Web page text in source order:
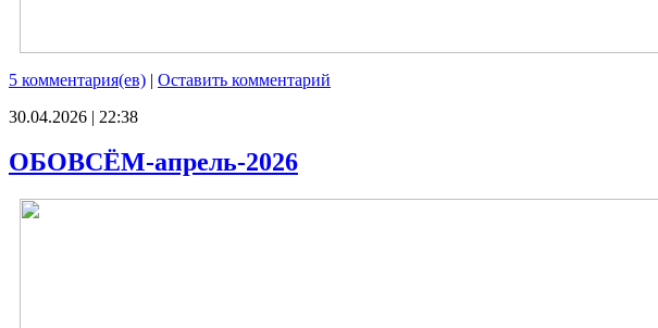
5 комментария(ев) | Оставить комментарий
30.04.2026 | 22:38
ОБОВСЁМ-апрель-2026